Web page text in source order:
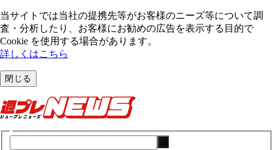
当サイトでは当社の提携先等がお客様のニーズ等について調
査・分析したり、お客様にお勧めの広告を表⽰する⽬的で
Cookie を使⽤する場合があります。
詳しくはこちら
閉じる